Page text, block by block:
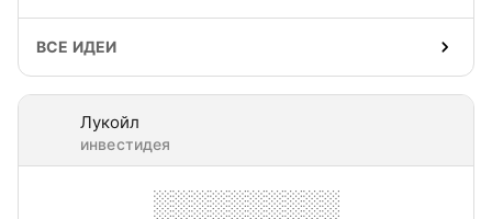
ВСЕ ИДЕИ
Лукойл
инвестидея
░░░░░░░░░░